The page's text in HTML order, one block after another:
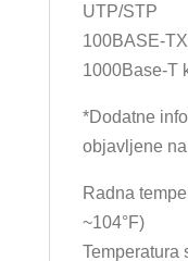
UTP/STP
100BASE-
1000Base-T
*Dodatne
objavljene
Radna
~104°F)
Temperatura